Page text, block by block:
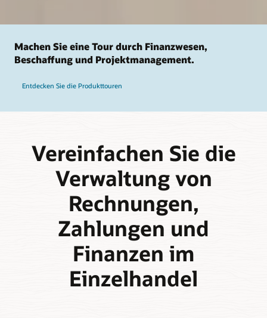
Machen Sie eine Tour durch Finanzwesen,
Beschaffung und Projektmanagement.
Entdecken Sie die Produkttouren
Vereinfachen Sie die
Verwaltung von
Rechnungen,
Zahlungen und
Finanzen im
Einzelhandel